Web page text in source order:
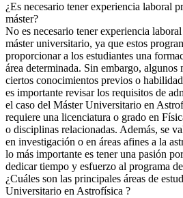
¿Es necesario tener experiencia laboral
máster?
No es necesario tener experiencia
máster universitario, ya que estos
proporcionar a los estudiantes una
área determinada. Sin embargo, algunos
ciertos conocimientos previos o
es importante revisar los requisitos de
el caso del Máster Universitario en
requiere una licenciatura o grado en
o disciplinas relacionadas. Además, se
en investigación o en áreas afines a la
lo más importante es tener una pasión
dedicar tiempo y esfuerzo al programa
¿Cuáles son las principales áreas de
Universitario en Astrofísica ?